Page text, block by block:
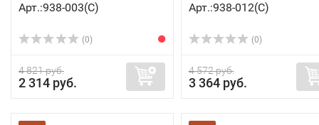
Арт.:938-003(C)
(0)
4 821 руб.
2 314 руб.
Арт.:938-012(C)
(0)
4 572 руб.
3 364 руб.